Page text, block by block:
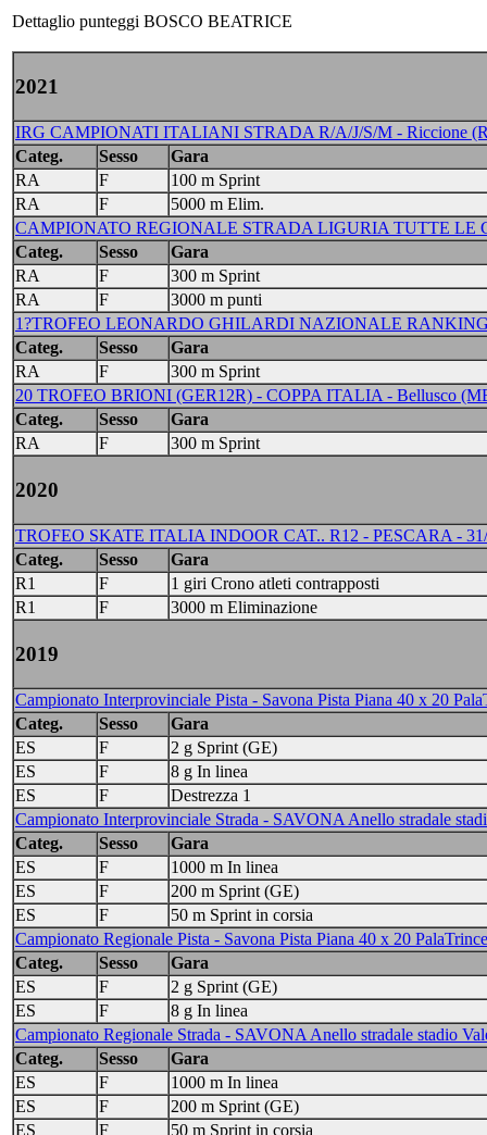
Dettaglio punteggi BOSCO BEATRICE
2021
IRG CAMPIONATI ITALIANI STRADA R/A/J/S/M - Riccione
Categ.
Sesso
Gara
RA
F
100 m Sprint
RA
F
5000 m Elim.
CAMPIONATO REGIONALE STRADA LIGURIA TUTTE LE
Categ.
Sesso
Gara
RA
F
300 m Sprint
RA
F
3000 m punti
1?TROFEO LEONARDO GHILARDI NAZIONALE
Categ.
Sesso
Gara
RA
F
300 m Sprint
20 TROFEO BRIONI (GER12R) - COPPA ITALIA - Bellusco
Categ.
Sesso
Gara
RA
F 300 m Sprint
2020
TROFEO SKATE ITALIA INDOOR CAT.. R12 - PESCARA -
Categ.
Sesso
Gara
R1
F
1 giri Crono atleti contrapposti
R1
F 3000 m Eliminazione
2019
Campionato Interprovinciale Pista - Savona Pista Piana 40 x 20
Categ.
Sesso
Gara
ES
F
2 g Sprint (GE)
ES
F
8 g In linea
ES
F
Destrezza 1
Campionato Interprovinciale Strada - SAVONA Anello stradale
Categ.
Sesso
Gara
ES
F
1000 m In linea
ES
F
200 m Sprint (GE)
ES
F
50 m Sprint in corsia
Campionato Regionale Pista - Savona Pista Piana 40 x 20
Categ.
Sesso
Gara
ES
F
2 g Sprint (GE)
ES
F
8 g In linea
Campionato Regionale Strada - SAVONA Anello stradale stadio
Categ.
Sesso
Gara
ES
F
1000 m In linea
ES
F
200 m Sprint (GE)
ES
F
50 m Sprint in corsia